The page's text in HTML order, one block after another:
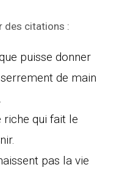
des citations :
puisse donner
de main
riche qui fait le
pas la vie